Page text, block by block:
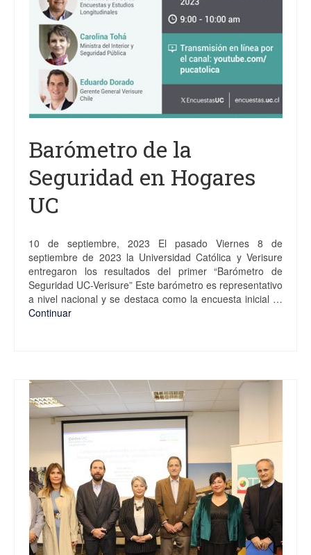
Barómetro de la
Seguridad en Hogares
UC
10 de septiembre, 2023 El pasado Viernes 8 de
septiembre de 2023 la Universidad Católica y Verisure
entregaron los resultados del primer “Barómetro de
Seguridad UC-Verisure” Este barómetro es representativo
a nivel nacional y se destaca como la encuesta inicial …
Continuar